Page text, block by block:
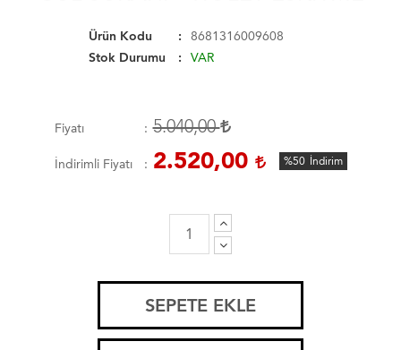
Ürün Kodu
8681316009608
Stok Durumu
VAR
Fiyatı 5.040,00
İndirimli Fiyatı 2.520,00 %50 İndirim
SEPETE EKLE